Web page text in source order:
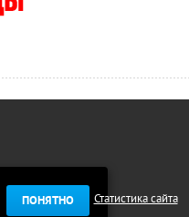
ПОНЯТНО Статистика сайта